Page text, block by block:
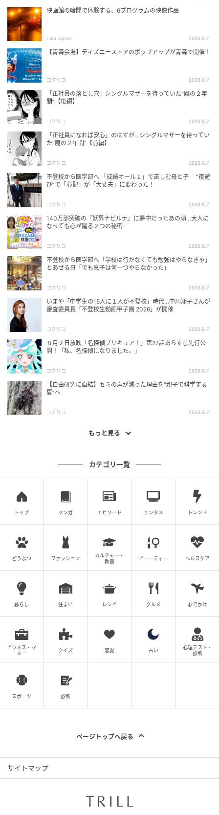
映画館の暗闇で体験する、6プログラムの映像作品
Lula Japan 2026.8.7
【青森会場】ディズニーストアのポップアップが青森で開催！
コクリコ 2026.8.7
「正社員の落とし穴」シングルマザーを待っていた“魔の２年
間”【後編】
コクリコ 2026.8.7
「正社員になれば安心」のはずが…シングルマザーを待ってい
た“魔の２年間”【前編】
コクリコ 2026.8.7
不登校から医学部へ 「成績オール１」で苦しむ母と子 “夜遊
び”で「心配」が「大丈夫」に変わった！
コクリコ 2026.8.7
140万部突破の『妖界ナビルナ』に夢中だったあの頃…大人に
なっても心が躍る２つの秘密
コクリコ 2026.8.7
不登校から医学部へ「学校は行かなくても勉強はやらなきゃ」
とあせる母「でも息子は何一つやらなかった」
コクリコ 2026.8.7
いまや「中学生の15人に１人が不登校」時代…中川翔子さんが
審査委員長「不登校生動画甲子園 2026」が開催
コクリコ 2026.8.7
８月２日放映「名探偵プリキュア！」第27話あらすじ先行公
開！「私、名探偵になりました。」
コクリコ 2026.8.7
【自由研究に直結】セミの声が減った理由を“親子で科学する
夏”へ
コクリコ 2026.8.7
もっと見る
カテゴリ一覧
トップ マンガ エピソード エンタメ トレンド
どうぶつ ファッション
カルチャー・
教養
ビューティー ヘルスケア
暮らし 住まい レシピ グルメ おでかけ
ビジネス・マ
ネー
クイズ 恋愛 占い
心理テスト・
診断
スポーツ 診断
ページトップへ戻る
サイトマップ